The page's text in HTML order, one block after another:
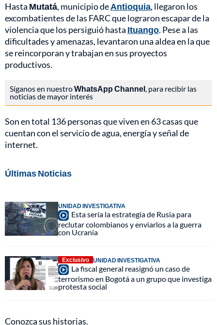
Hasta Mutatá, municipio deAntioquia, llegaron los
excombatientes de las FARC que lograron escapar de la
violencia que los persiguió hasta Ituango. Pese a las
dificultades y amenazas, levantaron una aldea en la que
se reincorporan y trabajan en sus proyectos
productivos.
Síganos en nuestroWhatsApp Channel , para recibir las
noticias de mayor interés
Son en total 136 personas que viven en 63 casas que
cuentan con el servicio de agua, energía y señal de
internet.
Últimas Noticias
UNIDAD INVESTIGATIVA
Esta sería la estrategia de Rusia para
reclutar colombianos y enviarlos a la guerra
con Ucrania
Exclusivo UNIDAD INVESTIGATIVA
La fiscal general reasignó un caso de
terrorismo en Bogotá a un grupo que investiga
protesta social
Conozca sus historias.